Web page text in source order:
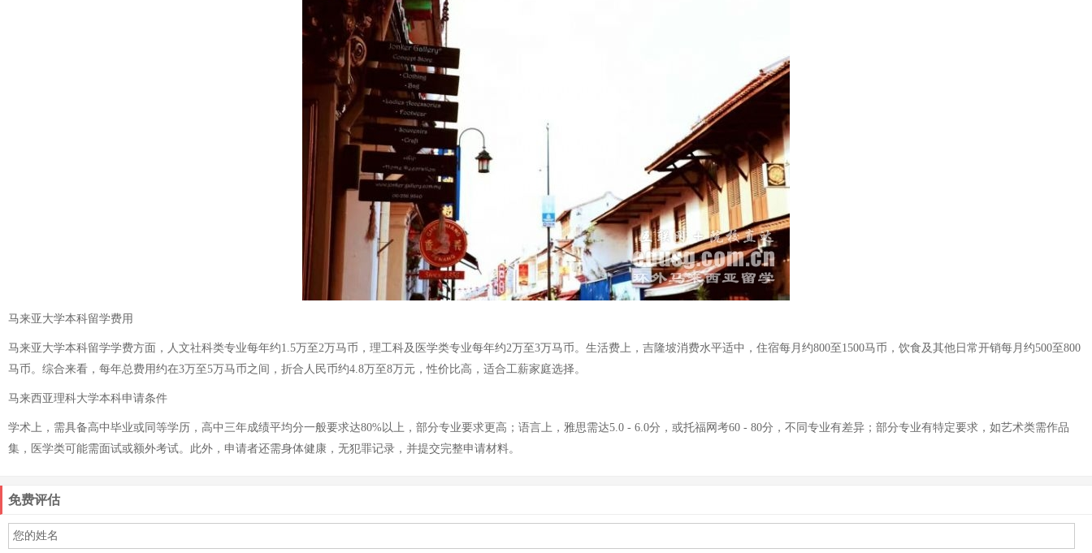
马来亚大学本科留学费用
马来亚大学本科留学学费方面，人文社科类专业每年约1.5万至2万马币，理工科及医学类专业每年约2万至3万马币。生活费上，吉隆坡消费水平适中，住宿每月约800至1500马币，饮食及其他日常开销每月约500至800
马币。综合来看，每年总费用约在3万至5万马币之间，折合人民币约4.8万至8万元，性价比高，适合工薪家庭选择。
马来西亚理科大学本科申请条件
学术上，需具备高中毕业或同等学历，高中三年成绩平均分一般要求达80%以上，部分专业要求更高；语言上，雅思需达5.0 - 6.0分，或托福网考60 - 80分，不同专业有差异；部分专业有特定要求，如艺术类需作品
集，医学类可能需面试或额外考试。此外，申请者还需身体健康，无犯罪记录，并提交完整申请材料。
免费评估